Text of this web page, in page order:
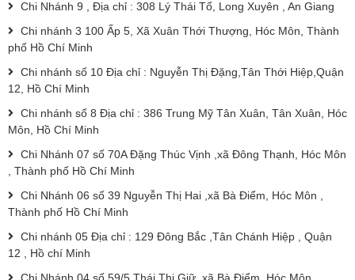
Chi Nhánh 9 , Địa chỉ : 308 Lý Thái Tổ, Long Xuyên , An Giang
Chi nhánh 3 100 Ấp 5, Xã Xuân Thới Thượng, Hóc Môn, Thành
phố Hồ Chí Minh
Chi nhánh số 10 Địa chỉ : Nguyễn Thị Đặng,Tân Thới Hiệp,Quận
12, Hồ Chí Minh
Chi nhánh số 8 Địa chỉ : 386 Trung Mỹ Tân Xuân, Tân Xuân, Hóc
Môn, Hồ Chí Minh
Chi Nhánh 07 số 70A Đặng Thúc Vịnh ,xã Đông Thạnh, Hóc Môn
, Thành phố Hồ Chí Minh
Chi Nhánh 06 số 39 Nguyễn Thị Hai ,xã Bà Điểm, Hóc Môn ,
Thành phố Hồ Chí Minh
Chi nhánh 05 Địa chỉ : 129 Đông Bắc ,Tân Chánh Hiệp , Quận
12 , Hồ chí Minh